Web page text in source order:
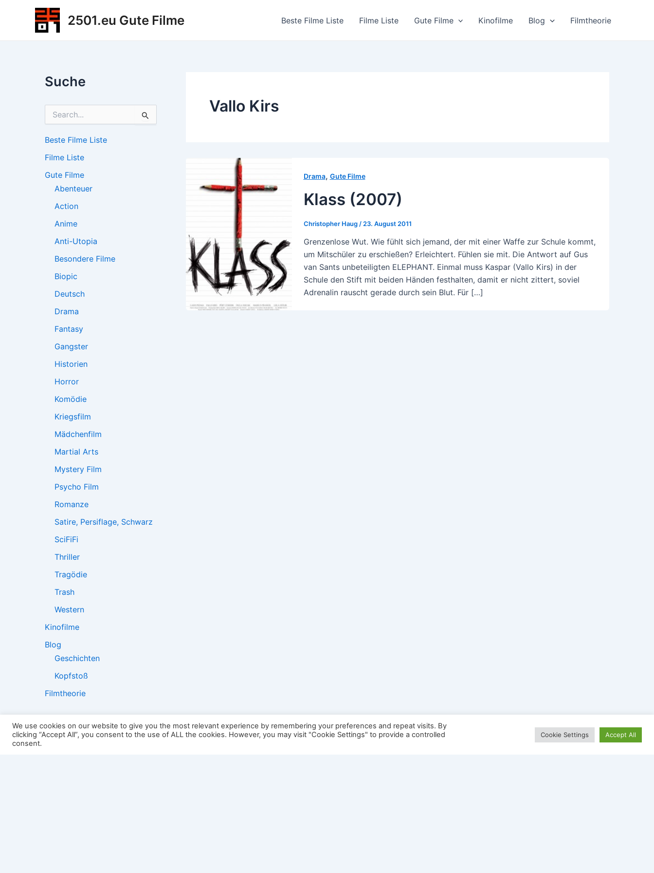
2501.eu Gute Filme Beste Filme Liste Filme Liste Gute Filme Kinofilme Blog Filmtheorie
Suche
h
n
a
Beste Filme Liste
Filme Liste
Gute Filme
Abenteuer
Action
Anime
Anti-Utopia
Besondere Filme
Biopic
Deutsch
Drama
Fantasy
Gangster
Historien
Horror
Komödie
Kriegsfilm
Mädchenfilm
Martial Arts
Mystery Film
Psycho Film
Romanze
Satire, Persiflage, Schwarz
SciFiFi
Thriller
Tragödie
Trash
Western
Kinofilme
Blog
Geschichten
Kopfstoß
Filmtheorie
Vallo Kirs
Drama, Gute Filme
Klass (2007)
Christopher Haug / 23. August 2011
Grenzenlose Wut. Wie fühlt sich jemand, der mit einer Waffe zur Schule kommt,
um Mitschüler zu erschießen? Erleichtert. Fühlen sie mit. Die Antwort auf Gus
van Sants unbeteiligten ELEPHANT. Einmal muss Kaspar (Vallo Kirs) in der
Schule den Stift mit beiden Händen festhalten, damit er nicht zittert, soviel
Adrenalin rauscht gerade durch sein Blut. Für […]
2501:
We use cookies on our website to give you the most relevant experience by remembering your preferences and repeat visits. By
clicking “Accept All”, you consent to the use of ALL the cookies. However, you may visit "Cookie Settings" to provide a controlled
consent.
Cookie Settings Accept All